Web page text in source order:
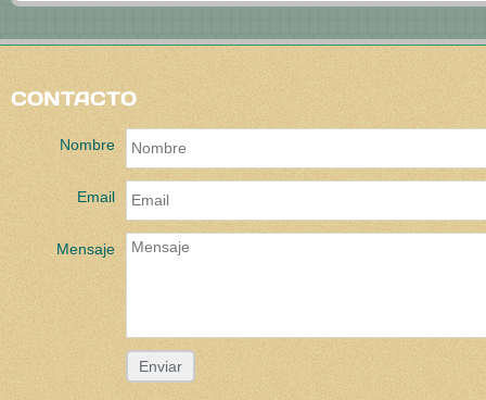
CONTACTO
Nombre
Email
Mensaje